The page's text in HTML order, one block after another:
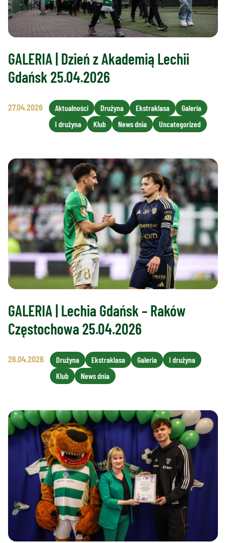
GALERIA | Dzień z Akademią Lechii
Gdańsk 25.04.2026
27.04.2026 Aktualności Drużyna Ekstraklasa
Galeria
I drużyna
Klub News dnia Uncategorized
GALERIA | Lechia Gdańsk – Raków
Częstochowa 25.04.2026
26.04.2026 Drużyna Ekstraklasa Galeria
I drużyna
Klub
News dnia